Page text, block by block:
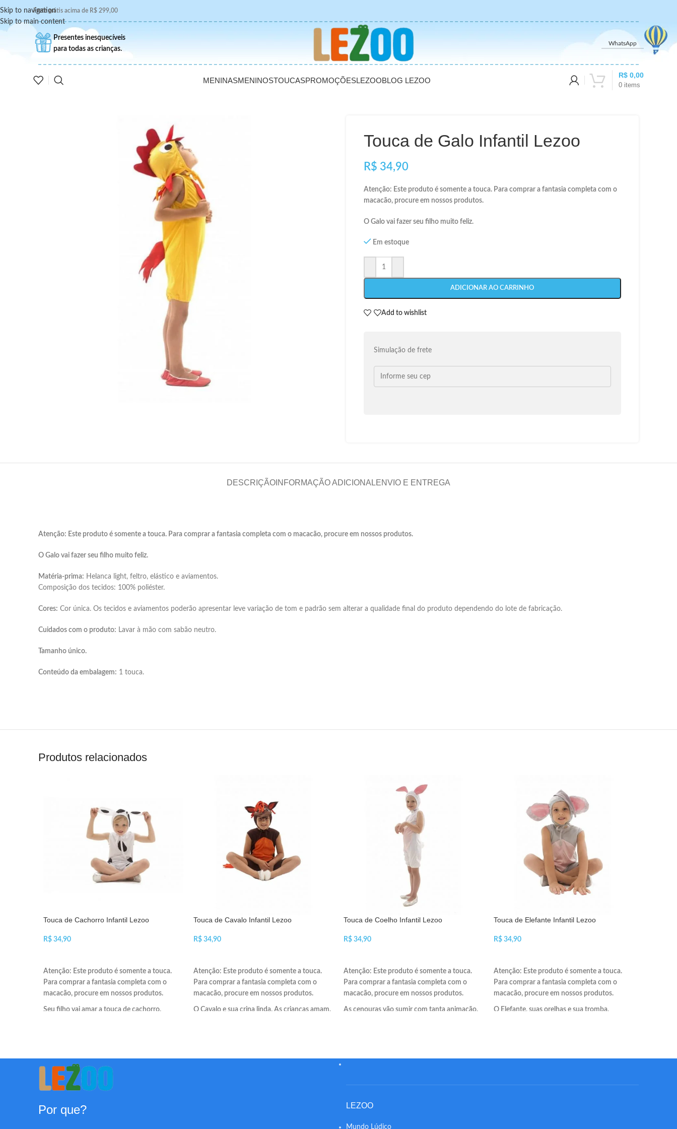
Skip to navigation
Skip to main content
Frete grátis acima de R$ 299,00
Presentes inesquecíveis
para todas as crianças.
WhatsApp
MENINASMENINOSTOUCASPROMOÇÕESLEZOOBLOG LEZOO
0 items
R$ 0,00
Touca de Galo Infantil Lezoo
R$
Atenção: Este produto é somente a touca. Para comprar a fantasia completa com o
macacão, procure em nossos produtos.
O Galo vai fazer seu filho muito feliz.
Em estoque
ADICIONAR AO CARRINHO
Add to wishlist
Simulação de frete
DESCRIÇÃO INFORMAÇÃO ADICIONALENVIO E ENTREGA
Atenção: Este produto é somente a touca. Para comprar a fantasia completa com o macacão, procure em nossos produtos.
O Galo vai fazer seu filho muito feliz.
Matéria-prima: Helanca light, feltro, elástico e aviamentos.
Composição dos tecidos: 100% poliéster.
Cores: Cor única. Os tecidos e aviamentos poderão apresentar leve variação de tom e padrão sem alterar a qualidade final do produto dependendo do lote de fabricação.
Cuidados com o produto: Lavar à mão com sabão neutro.
Tamanho único.
Conteúdo da embalagem: 1 touca.
Produtos relacionados
Touca de Cachorro Infantil Lezoo
R$
Atenção: Este produto é somente a touca.
Para comprar a fantasia completa com o
macacão, procure em nossos produtos.
Seu filho vai amar a touca de cachorro.
Touca de Cavalo Infantil Lezoo
R$
Atenção: Este produto é somente a touca.
Para comprar a fantasia completa com o
macacão, procure em nossos produtos.
O Cavalo e sua crina linda. As crianças amam.
Touca de Coelho Infantil Lezoo
R$
Atenção: Este produto é somente a touca.
Para comprar a fantasia completa com o
macacão, procure em nossos produtos.
As cenouras vão sumir com tanta animação.
Touca de Elefante Infantil Lezoo
R$
Atenção: Este produto é somente a touca.
Para comprar a fantasia completa com o
macacão, procure em nossos produtos.
O Elefante, suas orelhas e sua tromba.
Por que? LEZOO
Mundo Lúdico